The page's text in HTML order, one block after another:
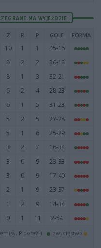
NA WYJEŹDZIE
Z R P GOLE FORMA
10 1 1
45-16
8 2 2
36-18
8 1 3
32-21
6 2 4
28-23
6 1 5
31-23
5 2 5
27-28
5 1 6
25-29
3 2 7
16-34
3 0 9
23-33
3 0 9
17-40
2 1 9
23-37
1 2 9
14-34
0 1 11 2-54
P porażki ·
zwycięstwo